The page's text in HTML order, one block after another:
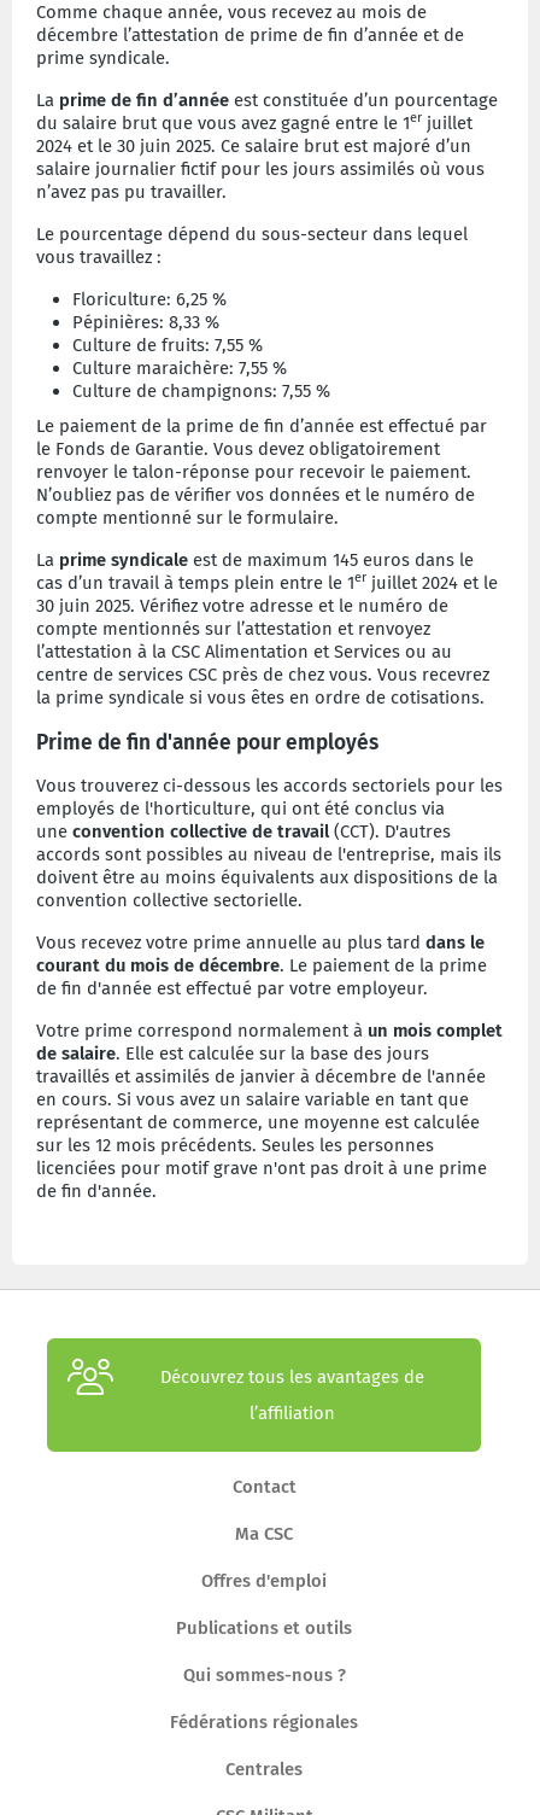
Comme chaque année, vous recevez au mois de
décembre l’attestation de prime de fin d’année et de
prime syndicale.
La prime de fin d’année est constituée d’un pourcentage
du salaire brut que vous avez gagné entre le 1er juillet
2024 et le 30 juin 2025. Ce salaire brut est majoré d’un
salaire journalier fictif pour les jours assimilés où vous
n’avez pas pu travailler.
Le pourcentage dépend du sous-secteur dans lequel
vous travaillez :
Floriculture: 6,25 %
Pépinières: 8,33 %
Culture de fruits: 7,55 %
Culture maraichère: 7,55 %
Culture de champignons: 7,55 %
Le paiement de la prime de fin d’année est effectué par
le Fonds de Garantie. Vous devez obligatoirement
renvoyer le talon-réponse pour recevoir le paiement.
N’oubliez pas de vérifier vos données et le numéro de
compte mentionné sur le formulaire.
La prime syndicale est de maximum 145 euros dans le
cas d’un travail à temps plein entre le 1er juillet 2024 et le
30 juin 2025. Vérifiez votre adresse et le numéro de
compte mentionnés sur l’attestation et renvoyez
l’attestation à la CSC Alimentation et Services ou au
centre de services CSC près de chez vous. Vous recevrez
la prime syndicale si vous êtes en ordre de cotisations.
Prime de fin d'année pour employés
Vous trouverez ci-dessous les accords sectoriels pour les
employés de l'horticulture, qui ont été conclus via
une convention collective de travail(CCT). D'autres
accords sont possibles au niveau de l'entreprise, mais ils
doivent être au moins équivalents aux dispositions de la
convention collective sectorielle.
Vous recevez votre prime annuelle au plus tard dans le
courant du mois de décembre. Le paiement de la prime
de fin d'année est effectué par votre employeur.
Votre prime correspond normalement à un mois complet
de salaire. Elle est calculée sur la base des jours
travaillés et assimilés de janvier à décembre de l'année
en cours. Si vous avez un salaire variable en tant que
représentant de commerce, une moyenne est calculée
sur les 12 mois précédents. Seules les personnes
licenciées pour motif grave n'ont pas droit à une prime
de fin d'année.
Découvrez tous les avantages de
l’affiliation
Contact
Ma CSC
Offres d'emploi
Publications et outils
Qui sommes-nous ?
Fédérations régionales
Centrales